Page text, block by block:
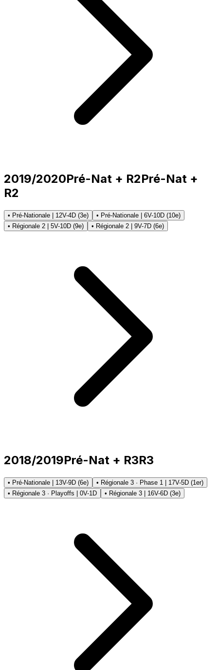
2019/2020Pré-Nat + R2Pré-Nat +
R2
• Pré-Nationale | 12V-4D (3e)
• Pré-Nationale | 6V-10D (10e)
• Régionale 2 | 5V-10D (9e)
• Régionale 2 | 9V-7D (6e)
2018/2019Pré-Nat + R3R3
• Pré-Nationale | 13V-9D (6e)
• Régionale 3 · Phase 1 | 17V-5D (1er)
• Régionale 3 · Playoffs | 0V-1D
• Régionale 3 | 16V-6D (3e)